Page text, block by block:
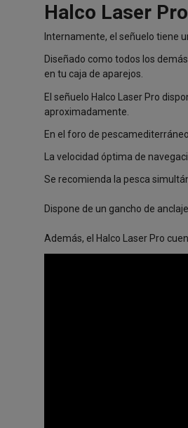
Halco Laser
Internamente, el señuelo tiene
Diseñado como todos los
en tu caja de aparejos.
El señuelo Halco Laser Pro
aproximadamente.
En el foro de
La velocidad óptima de
Se recomienda la pesca
Dispone de un gancho de
Además, el Halco Laser Pro